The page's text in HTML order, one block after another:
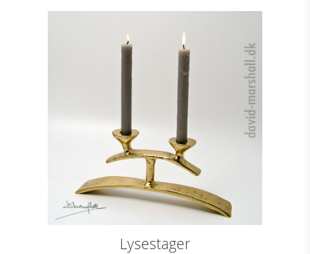
Lysestager